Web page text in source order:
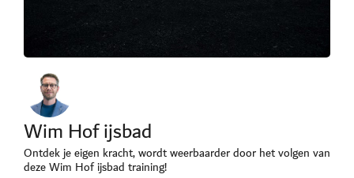
Wim Hof ijsbad
Ontdek je eigen kracht, wordt weerbaarder door het volgen van
deze Wim Hof ijsbad training!